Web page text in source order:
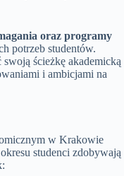
oraz programy
potrzeb studentów.
ścieżkę akademicką
i ambicjami na
w Krakowie
studenci zdobywają